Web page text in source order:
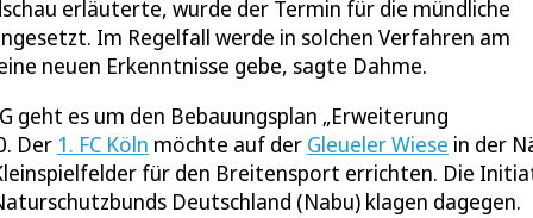
erläuterte, wurde der Termin für die mündliche
Im Regelfall werde in solchen Verfahren am
neuen Erkenntnisse gebe, sagte Dahme.
es um den Bebauungsplan „Erweiterung
Der 1. FC Köln möchte auf der Gleueler Wiese in der
für den Breitensport errichten. Die
Deutschland (Nabu) klagen dagegen.